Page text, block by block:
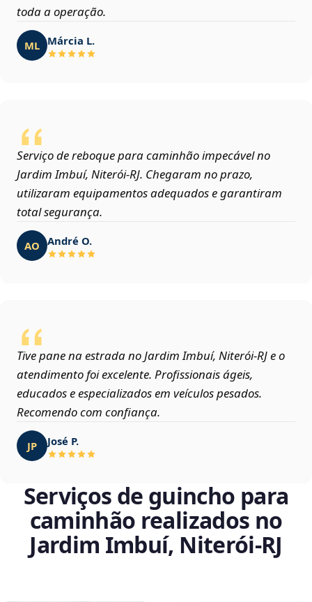
toda a operação.
ML Márcia L.
Serviço de reboque para caminhão impecável no
Jardim Imbuí, Niterói‑RJ. Chegaram no prazo,
utilizaram equipamentos adequados e garantiram
total segurança.
AO André O.
Tive pane na estrada no Jardim Imbuí, Niterói‑RJ e o
atendimento foi excelente. Profissionais ágeis,
educados e especializados em veículos pesados.
Recomendo com confiança.
JP José P.
Serviços de guincho para
caminhão realizados no
Jardim Imbuí, Niterói‑RJ